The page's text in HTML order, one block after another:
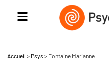
Accueil > Psys > Fontaine Marianne